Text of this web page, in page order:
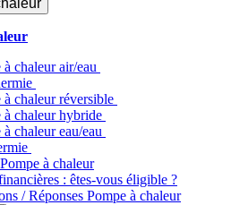
à chaleur air/eau
à chaleur réversible
à chaleur hybride
à chaleur​ eau/eau
à chaleur
: êtes-vous éligible ?
/ Réponses Pompe à chaleur